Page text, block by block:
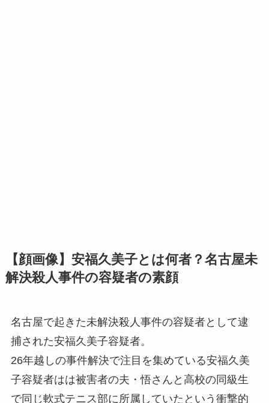
【顔画像】安福久美子とは何者？名古屋未
解決殺人事件の容疑者の素顔
名古屋で起きた未解決殺人事件の容疑者として逮
捕された安福久美子容疑者。
26年越しの事件解決で注目を集めている安福久美
子容疑者はは被害者の夫・悟さんと高校の同級生
で同じ軟式テニス部に所属していたという衝撃的